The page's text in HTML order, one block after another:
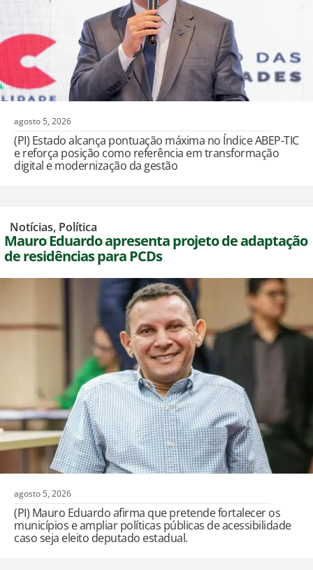
agosto 5, 2026
(PI) Estado alcança pontuação máxima no Índice ABEP-TIC
e reforça posição como referência em transformação
digital e modernização da gestão
Notícias, Política
Mauro Eduardo apresenta projeto de adaptação
de residências para PCDs
agosto 5, 2026
(PI) Mauro Eduardo afirma que pretende fortalecer os
municípios e ampliar políticas públicas de acessibilidade
caso seja eleito deputado estadual.